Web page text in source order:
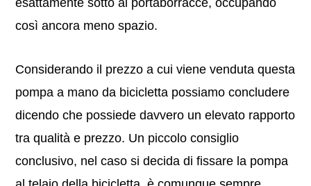
esattamente sotto al portaborracce, occupando
così ancora meno spazio.
Considerando il prezzo a cui viene venduta questa
pompa a mano da bicicletta possiamo concludere
dicendo che possiede davvero un elevato rapporto
tra qualità e prezzo. Un piccolo consiglio
conclusivo, nel caso si decida di fissare la pompa